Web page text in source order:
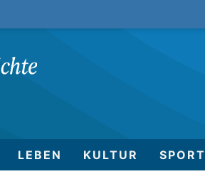
LEBEN KULTUR SPORT